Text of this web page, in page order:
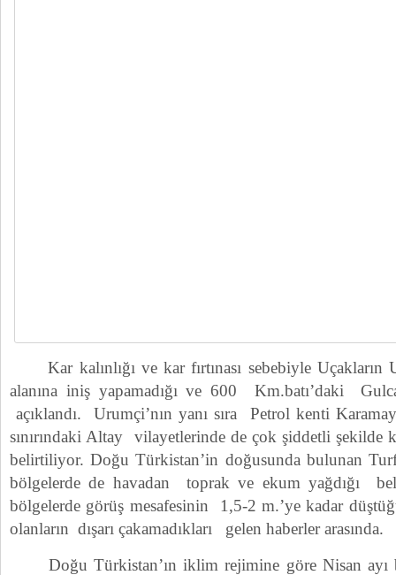
Kar kalınlığı ve kar fırtınası sebebiyle Uçakların
alanına iniş yapamadığı ve 600 Km.batı’daki
açıklandı. Urumçi’nın yanı sıra Petrol kenti
sınırındaki Altay vilayetlerinde de çok şiddetli şekilde
belirtiliyor. Doğu Türkistan’in doğusunda bulunan
bölgelerde de havadan toprak ve ekum yağdığı
bölgelerde görüş mesafesinin 1,5-2 m.’ye kadar
olanların dışarı çakamadıkları gelen haberler arasında.
Doğu Türkistan’ın iklim rejimine göre Nisan ayı